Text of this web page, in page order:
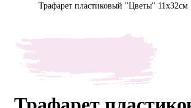
О нас
Трафарет пластиковый "Цветы" 11х32см